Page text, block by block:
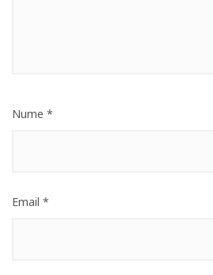
Nume *
Email *